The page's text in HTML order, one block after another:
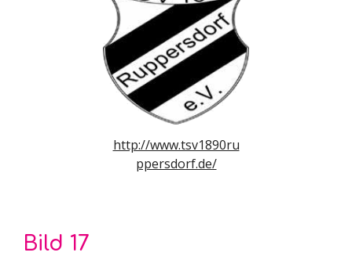
http://www.tsv1890ru
ppersdorf.de/
Bild 17